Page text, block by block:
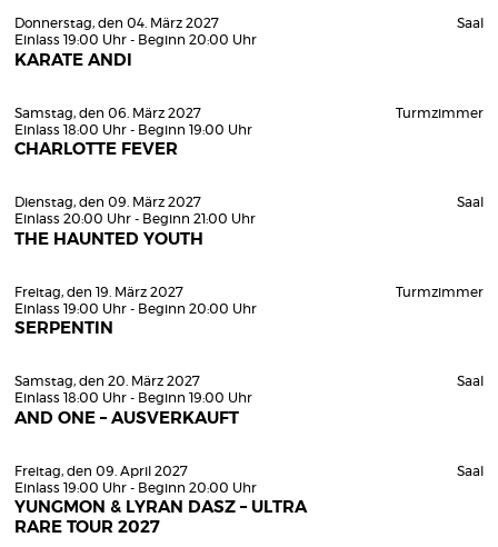
Donnerstag, den 04. März 2027
Einlass 19:00 Uhr - Beginn 20:00 Uhr
KARATE ANDI
Saal
Samstag, den 06. März 2027
Einlass 18:00 Uhr - Beginn 19:00 Uhr
CHARLOTTE FEVER
Turmzimmer
Dienstag, den 09. März 2027
Einlass 20:00 Uhr - Beginn 21:00 Uhr
THE HAUNTED YOUTH
Saal
Freitag, den 19. März 2027
Einlass 19:00 Uhr - Beginn 20:00 Uhr
SERPENTIN
Turmzimmer
Samstag, den 20. März 2027
Einlass 18:00 Uhr - Beginn 19:00 Uhr
AND ONE – AUSVERKAUFT
Saal
Freitag, den 09. April 2027
Einlass 19:00 Uhr - Beginn 20:00 Uhr
YUNGMON & LYRAN DASZ – ULTRA
RARE TOUR 2027
Saal